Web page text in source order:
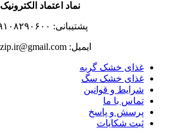
نماد اعتماد الکترونیک
پشتیبانی: ۰۹۱۰۸۲۹۰۶۰۰
ایمیل: petzip.ir@gmail.com
غذای خشک گربه
غذای خشک سگ
شرایط و قوانین
تماس با ما
پرسش و پاسخ
ثبت شکایات